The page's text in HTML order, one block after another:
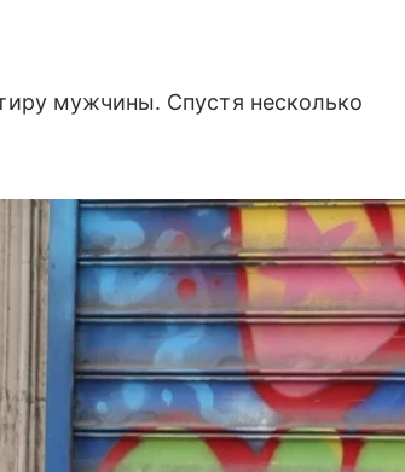
мужчины. Спустя несколько